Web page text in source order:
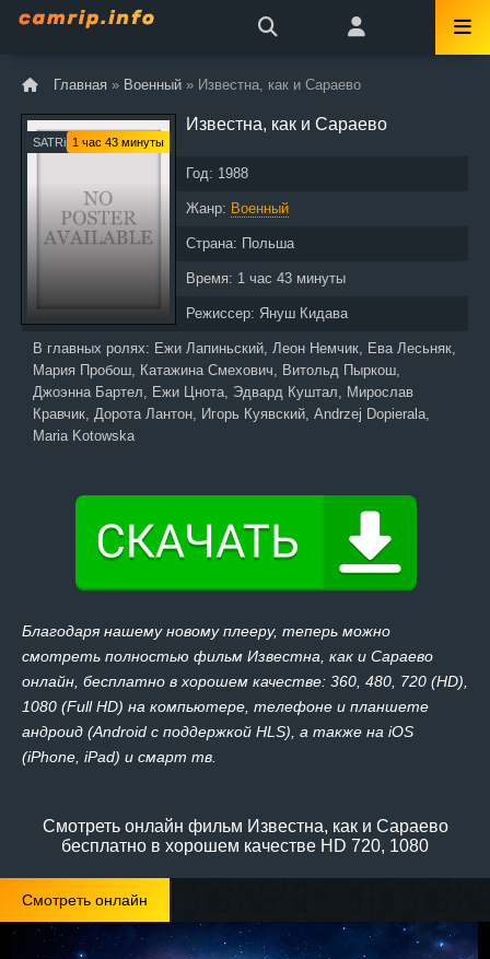
Главная » Военный » Известна, как и Сараево
SATRip 1 час 43 минуты
Известна, как и Сараево
Год: 1988
Жанр: Военный
Страна: Польша
Время: 1 час 43 минуты
Режиссер: Януш Кидава
В главных ролях: Ежи Лапиньский, Леон Немчик, Ева Лесьняк,
Мария Пробош, Катажина Смехович, Витольд Пыркош,
Джоэнна Бартел, Ежи Цнота, Эдвард Куштал, Мирослав
Кравчик, Дорота Лантон, Игорь Куявский, Andrzej Dopierala,
Maria Kotowska
Благодаря нашему новому плееру, теперь можно
смотреть полностью фильм Известна, как и Сараево
онлайн, бесплатно в хорошем качестве: 360, 480, 720 (HD),
1080 (Full HD) на компьютере, телефоне и планшете
андроид (Android с поддержкой HLS), а также на iOS
(iPhone, iPad) и смарт тв.
Смотреть онлайн фильм Известна, как и Сараево
бесплатно в хорошем качестве HD 720, 1080
Смотреть онлайн